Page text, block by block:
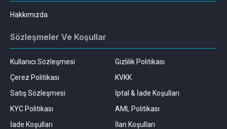
Hakkımızda
Sözleşmeler Ve Koşullar
Kullanıcı Sözleşmesi
Gizlilik Politikası
Çerez Politikası
KVKK
Satış Sözleşmesi
İptal & İade Koşulları
KYC Politikası
AML Politikası
İade Koşulları
İlan Koşulları